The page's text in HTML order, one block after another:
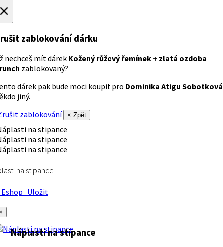
zablokování dárku
nechceš mít dárek Kožený růžový řemínek + zlatá ozdoba
zablokovaný?
dárek pak bude moci koupit pro Dominika Atigu Sobotková
jiný.
zablokování
× Zpět
na stipance
Uložit
Náplasti na stipance